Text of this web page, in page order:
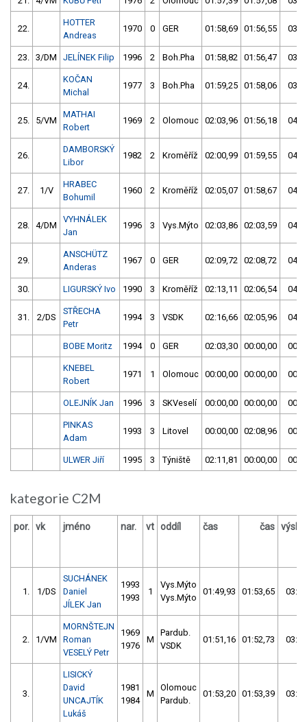
22.
HOTTER
Andreas
1970 0 GER 01:58,69 01:56,55
23. 3/DM JELÍNEK Filip 1996 2 Boh.Pha 01:58,82 01:56,47
24.
KOČAN
Michal
1977 3 Boh.Pha 01:59,25 01:58,06
25. 5/VM
MATHAI
Robert
1969 2 Olomouc 02:03,96 01:56,18
26.
DAMBORSKÝ
Libor
1982 2 Kroměříž 02:00,99 01:59,55
27. 1/V
HRABEC
Bohumil
1960 2 Kroměříž 02:05,07 01:58,67
28. 4/DM
VYHNÁLEK
Jan
1996 3 Vys.Mýto 02:03,86 02:03,59
29.
ANSCHÜTZ
Anderas
1967 0 GER 02:09,72 02:08,72
30. LIGURSKÝ Ivo 1990 3 Kroměříž 02:13,11 02:06,54
31. 2/DS
STŘECHA
Petr
1994 3 VSDK 02:16,66 02:05,96
BOBE Moritz 1994 0 GER 02:03,30 00:00,00
KNEBEL
Robert
1971 1 Olomouc 00:00,00 00:00,00
OLEJNÍK Jan 1996 3 SKVeselí 00:00,00 00:00,00
PINKAS
Adam
1993 3 Litovel 00:00,00 02:08,96
ULWER Jiří 1995 3 Týniště 02:11,81 00:00,00
kategorie C2M
por. vk jméno nar. vt oddíl čas čas
1. 1/DS
SUCHÁNEK
Daniel
JÍLEK Jan
1993
1993
1
Vys.Mýto
Vys.Mýto
01:49,93 01:53,65
2. 1/VM
MORNŠTEJN
Roman
VESELÝ Petr
1969
1976
M
Pardub.
VSDK
01:51,16 01:52,73
3.
LISICKÝ
David
UNCAJTÍK
Lukáš
1981
1984
M
Olomouc
Pardub.
01:53,20 01:53,39